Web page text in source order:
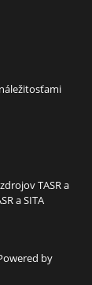
TASR a
a SITA
by